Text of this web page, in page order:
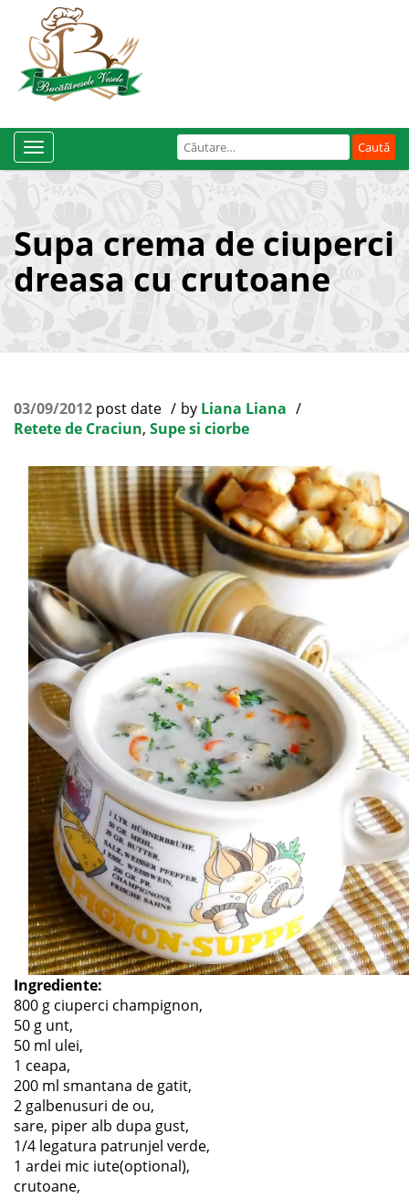
Caută
după:
Toggle
Navigation
Supa crema de ciuperci
dreasa cu crutoane
03/09/2012 post date by Liana Liana
Retete de Craciun, Supe si ciorbe
Ingrediente:
800 g ciuperci champignon,
50 g unt,
50 ml ulei,
1 ceapa,
200 ml smantana de gatit,
2 galbenusuri de ou,
sare, piper alb dupa gust,
1/4 legatura patrunjel verde,
1 ardei mic iute(optional),
crutoane,